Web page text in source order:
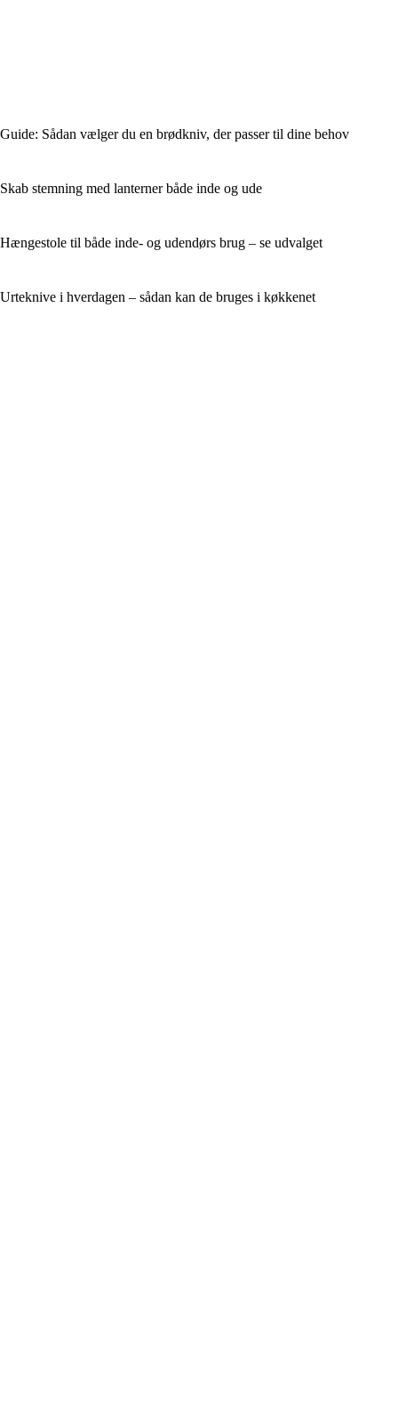
Guide: Sådan vælger du en brødkniv, der passer til dine behov
Skab stemning med lanterner både inde og ude
Hængestole til både inde- og udendørs brug – se udvalget
Urteknive i hverdagen – sådan kan de bruges i køkkenet